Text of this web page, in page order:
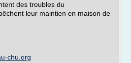
des troubles du
leur maintien en maison de
chu.org